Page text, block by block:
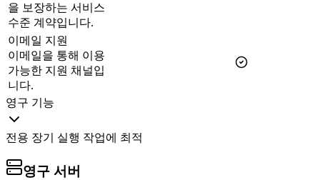
을 보장하는 서비스
수준 계약입니다.
이메일 지원
이메일을 통해 이용
가능한 지원 채널입
니다.
영구 기능
전용 장기 실행 작업에 최적
영구 서버